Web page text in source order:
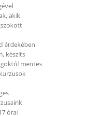
akik
érdekében
készíts
mentes
órai